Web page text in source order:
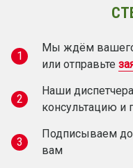
1
Мы ждём
или отправьте
2
Наши
консультацию и
3
Подписываем
вам